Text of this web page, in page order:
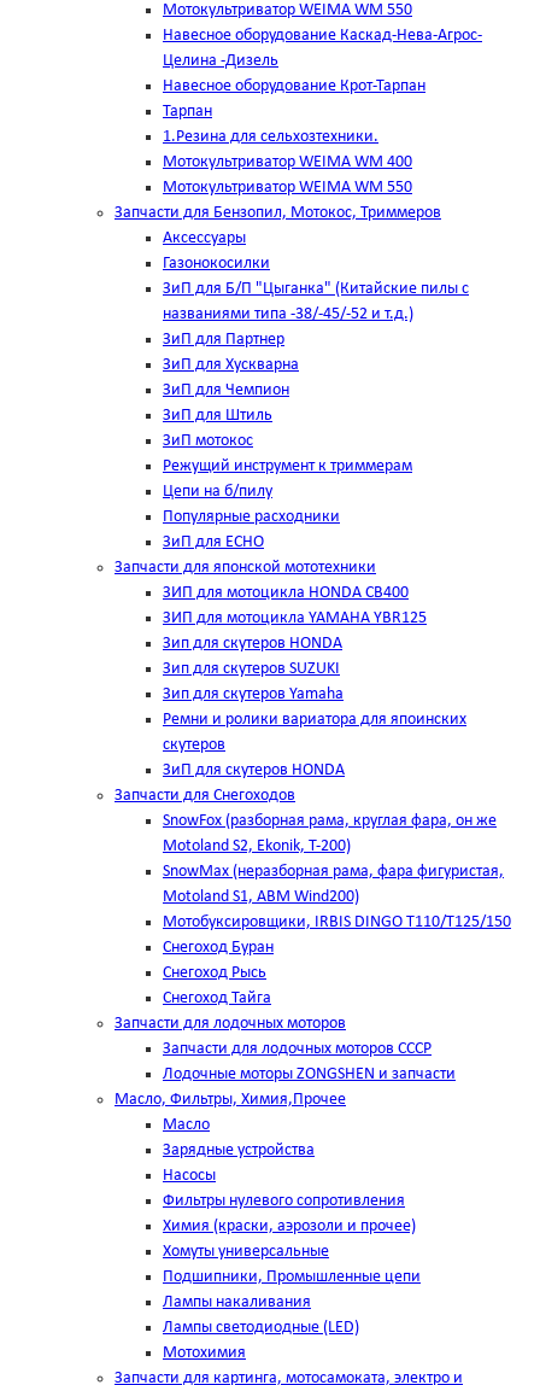
Мотокультриватор WEIMA WM 550
Навесное оборудование Каскад-Нева-Агрос-
Целина -Дизель
Навесное оборудование Крот-Тарпан
Тарпан
1.Резина для сельхозтехники.
Мотокультриватор WEIMA WM 400
Мотокультриватор WEIMA WM 550
Запчасти для Бензопил, Мотокос, Триммеров
Аксессуары
Газонокосилки
ЗиП для Б/П "Цыганка" (Китайские пилы с
названиями типа -38/-45/-52 и т.д.)
ЗиП для Партнер
ЗиП для Хускварна
ЗиП для Чемпион
ЗиП для Штиль
ЗиП мотокос
Режущий инструмент к триммерам
Цепи на б/пилу
Популярные расходники
ЗиП для ЕСНО
Запчасти для японской мототехники
ЗИП для мотоцикла HONDA CB400
ЗИП для мотоцикла YAMAHA YBR125
Зип для скутеров HONDA
Зип для скутеров SUZUKI
Зип для скутеров Yamaha
Ремни и ролики вариатора для япоинских
скутеров
ЗиП для скутеров HONDA
Запчасти для Снегоходов
SnowFox (разборная рама, круглая фара, он же
Motoland S2, Ekonik, T-200)
SnowMax (неразборная рама, фара фигуристая,
Motoland S1, ABM Wind200)
Мотобуксировщики, IRBIS DINGO Т110/Т125/150
Снегоход Буран
Снегоход Рысь
Снегоход Тайга
Запчасти для лодочных моторов
Запчасти для лодочных моторов СССР
Лодочные моторы ZONGSHEN и запчасти
Масло, Фильтры, Химия,Прочее
Масло
Зарядные устройства
Насосы
Фильтры нулевого сопротивления
Химия (краски, аэрозоли и прочее)
Хомуты универсальные
Подшипники, Промышленные цепи
Лампы накаливания
Лампы светодиодные (LED)
Мотохимия
Запчасти для картинга, мотосамоката, электро и